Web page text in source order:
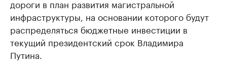
дороги в план развития магистральной
инфраструктуры, на основании которого будут
распределяться бюджетные инвестиции в
текущий президентский срок Владимира
Путина.